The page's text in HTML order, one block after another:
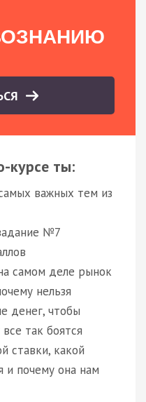
курсе ты:
важных тем из
№7
самом деле рынок
нельзя
денег, чтобы
так боятся
ставки, какой
и почему она нам